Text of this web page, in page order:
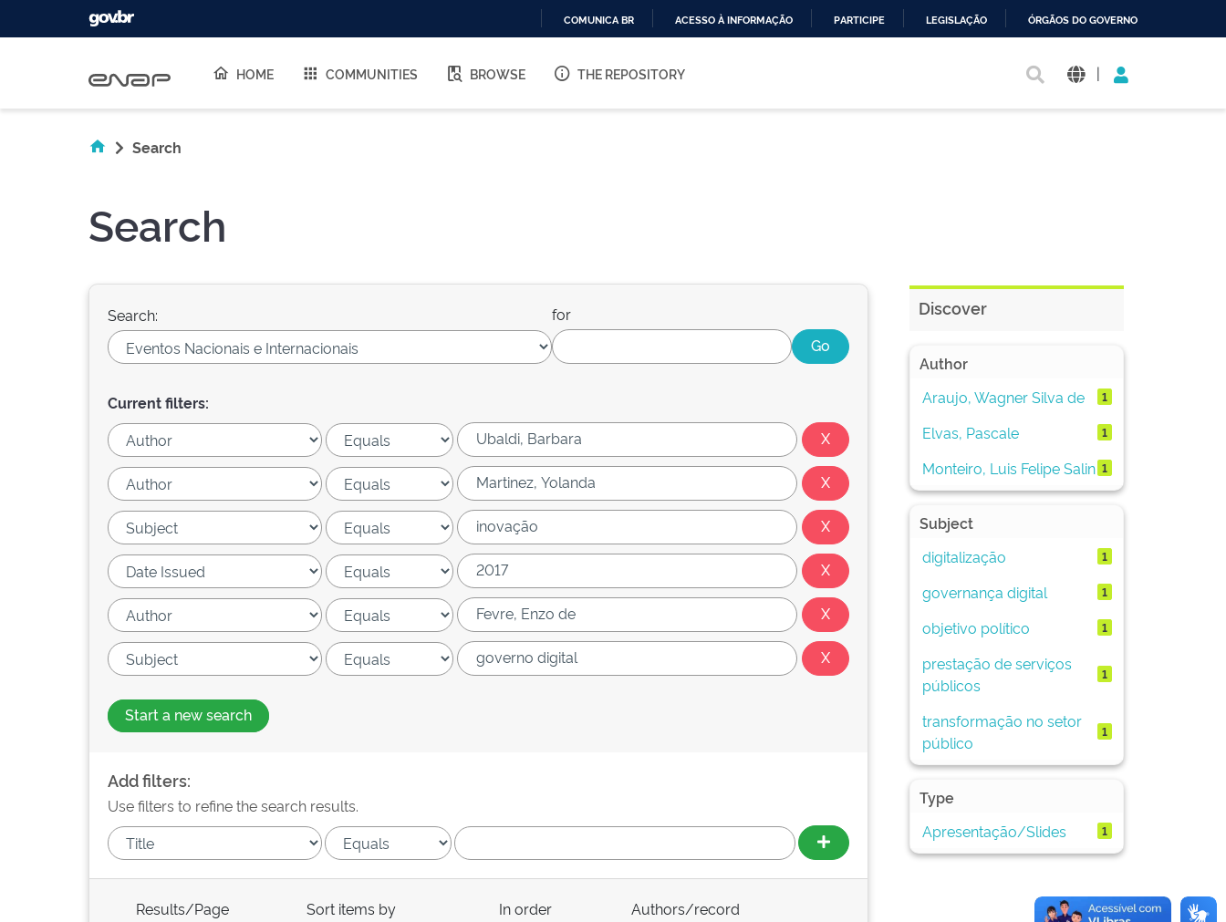
O
COMUNICA BR ACESSO À INFORMAÇÃO PARTICIPE LEGISLAÇÃO ÓRGÃOS DO GOVERNO
HOME COMMUNITIES BROWSE THE REPOSITORY |
Search
Search
Search: for
Current filters:
Start a new search
Add filters:
Use filters to refine the search results.
Results/Page Sort items by In order Authors/record
Discover
Author
Araujo, Wagner Silva de
1
Elvas, Pascale 1
Monteiro, Luis Felipe Salin 1
Subject
digitalização
1
governança digital 1
objetivo político 1
prestação de serviços
públicos
1
transformação no setor
público
1
Type
Apresentação/Slides
1